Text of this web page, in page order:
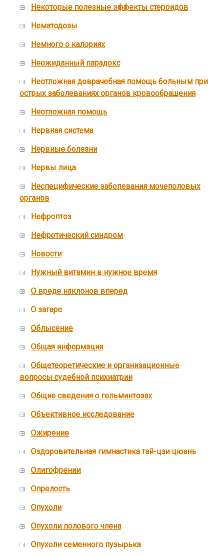
Некоторые полезные эффекты стероидов
Нематодозы
Немного о калориях
Неожиданный парадокс
Неотложная доврачебная помощь больным при
острых заболеваниях органов кровообращения
Неотложная помощь
Нервная система
Нервные болезни
Нервы лица
Неспецифические заболевания мочеполовых
органов
Нефроптоз
Нефротический синдром
Новости
Нужный витамин в нужное время
О вреде наклонов вперед
О загаре
Облысение
Общая информация
Общетеоретические и организационные
вопросы судебной психиатрии
Общие сведения о гельминтозах
Объективное исследование
Ожирение
Оздоровительная гимнастика тай-цзи цюань
Олигофрении
Опрелость
Опухоли
Опухоли полового члена
Опухоли семенного пузырька